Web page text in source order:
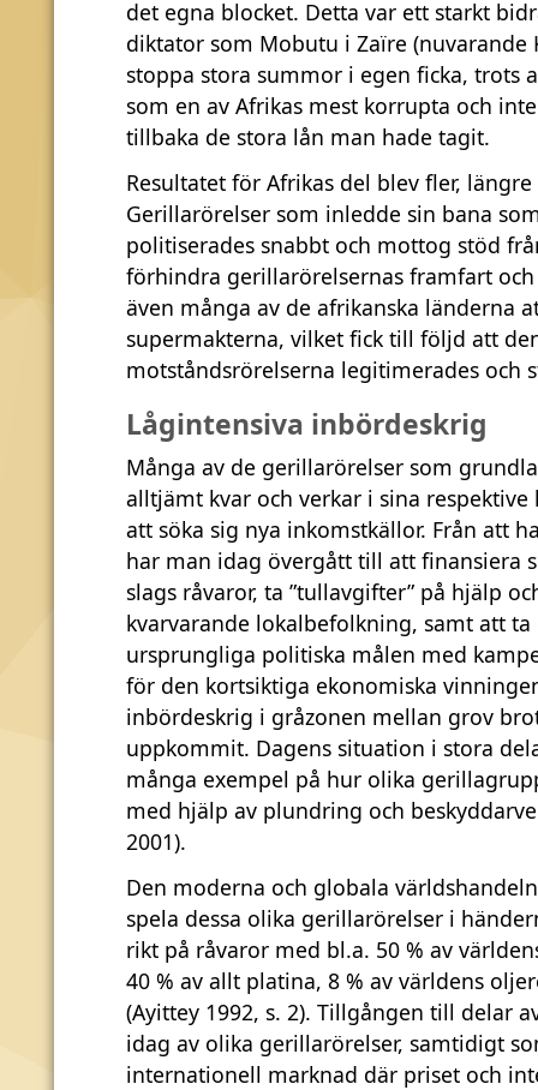
det egna blocket. Detta var ett starkt
diktator som Mobutu i Zaïre (nuvarande
stoppa stora summor i egen ficka, trots
som en av Afrikas mest korrupta och
tillbaka de stora lån man hade tagit.
Resultatet för Afrikas del blev fler,
Gerillarörelser som inledde sin bana
politiserades snabbt och mottog stöd
förhindra gerillarörelsernas framfart
även många av de afrikanska länderna
supermakterna, vilket fick till följd att
motståndsrörelserna legitimerades och
Lågintensiva inbördeskrig
Många av de gerillarörelser som
alltjämt kvar och verkar i sina
att söka sig nya inkomstkällor. Från att
har man idag övergått till att finansiera
slags råvaror, ta ”tullavgifter” på hjälp
kvarvarande lokalbefolkning, samt att ta
ursprungliga politiska målen med
för den kortsiktiga ekonomiska
inbördeskrig i gråzonen mellan grov
uppkommit. Dagens situation i stora
många exempel på hur olika
med hjälp av plundring och
2001).
Den moderna och globala
spela dessa olika gerillarörelser i
rikt på råvaror med bl.a. 50 % av
40 % av allt platina, 8 % av världens
(Ayittey 1992, s. 2). Tillgången till delar
idag av olika gerillarörelser, samtidigt
internationell marknad där priset och